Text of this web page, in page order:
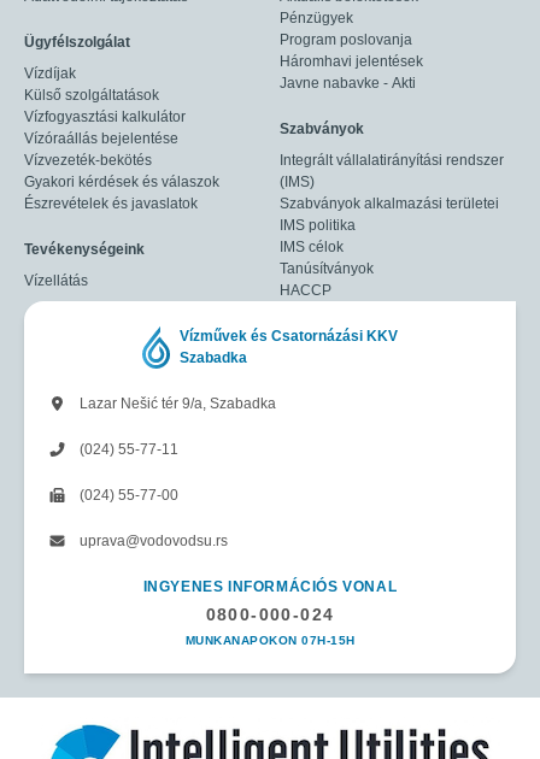
Ügyfélszolgálat
Vízdíjak
Külső szolgáltatások
Vízfogyasztási kalkulátor
Vízóraállás bejelentése
Vízvezeték-bekötés
Gyakori kérdések és válaszok
Észrevételek és javaslatok
Tevékenységeink
Vízellátás
Pénzügyek
Program poslovanja
Háromhavi jelentések
Javne nabavke - Akti
Szabványok
Integrált vállalatirányítási rendszer
(IMS)
Szabványok alkalmazási területei
IMS politika
IMS célok
Tanúsítványok
HACCP
Vízművek és Csatornázási KKV
Szabadka
Lazar Nešić tér 9/a, Szabadka
(024) 55-77-11
(024) 55-77-00
uprava@vodovodsu.rs
INGYENES INFORMÁCIÓS VONAL
0800-000-024
MUNKANAPOKON 07H-15H